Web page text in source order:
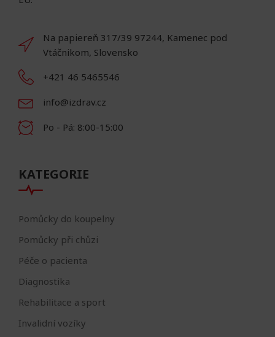
Na papiereň 317/39 97244, Kamenec pod
Vtáčnikom, Slovensko
+421 46 5465546
info@izdrav.cz
Po - Pá: 8:00-15:00
KATEGORIE
Pomůcky do koupelny
Pomůcky při chůzi
Péče o pacienta
Diagnostika
Rehabilitace a sport
Invalidní vozíky